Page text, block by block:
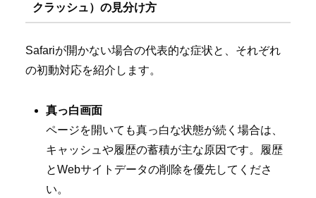
クラッシュ）の見分け方
Safariが開かない場合の代表的な症状と、それぞれ
の初動対応を紹介します。
真っ白画面
ページを開いても真っ白な状態が続く場合は、
キャッシュや履歴の蓄積が主な原因です。履歴
とWebサイトデータの削除を優先してくださ
い。